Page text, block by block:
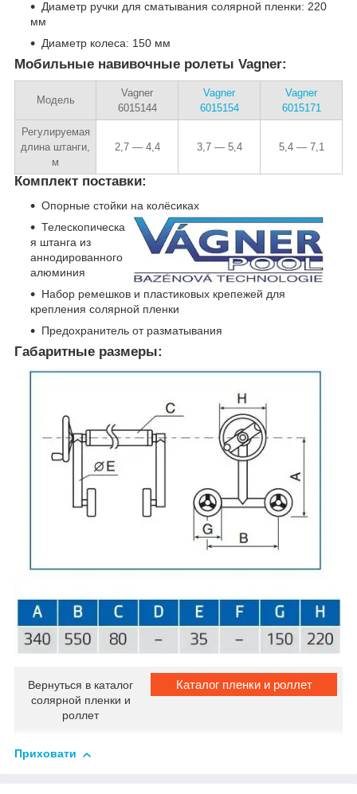
Диаметр ручки для сматывания солярной пленки: 220
мм
Диаметр колеса: 150 мм
Мобильные навивочные ролеты Vagner:
Модель
Vagner
6015144
Vagner
6015154
Vagner
6015171
Регулируемая
длина штанги,
м
2,7 — 4,4 3,7 — 5,4 5,4 — 7,1
Комплект поставки:
Опорные стойки на колёсиках
Телескопическа
я штанга из
аннодированного
алюминия
Набор ремешков и пластиковых крепежей для
крепления солярной пленки
Предохранитель от разматывания
Габаритные размеры:
Вернуться в каталог
солярной пленки и
роллет
Каталог пленки и роллет
Приховати